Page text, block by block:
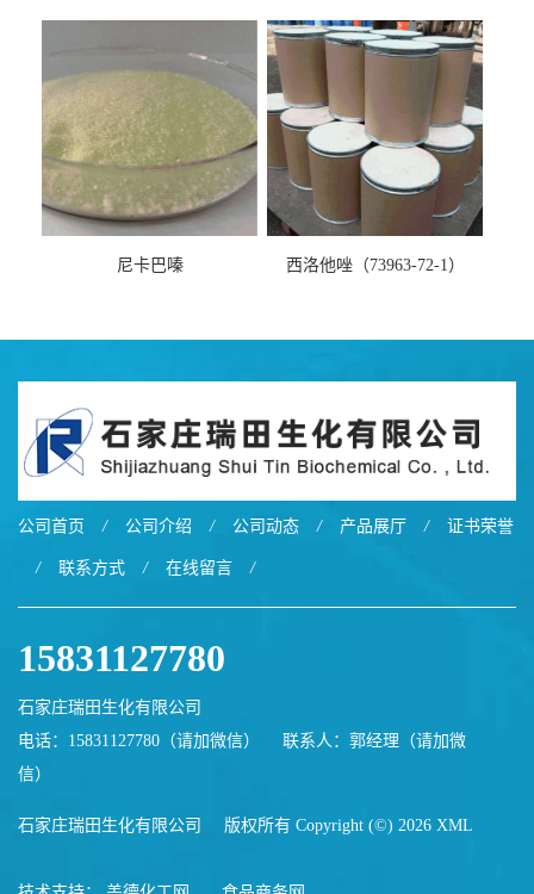
尼卡巴嗪 西洛他唑（73963-72-1）
公司首页 / 公司介绍 / 公司动态 / 产品展厅 / 证书荣誉
/ 联系方式 / 在线留言 /
15831127780
石家庄瑞田生化有限公司
电话：15831127780（请加微信）
联系人：郭经理（请加微
信）
石家庄瑞田生化有限公司 版权所有 Copyright (©) 2026 XML